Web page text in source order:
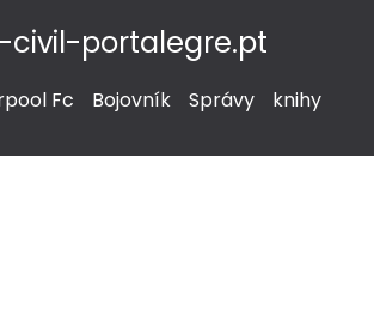
civil-portalegre.pt
Fc Bojovník Správy knihy